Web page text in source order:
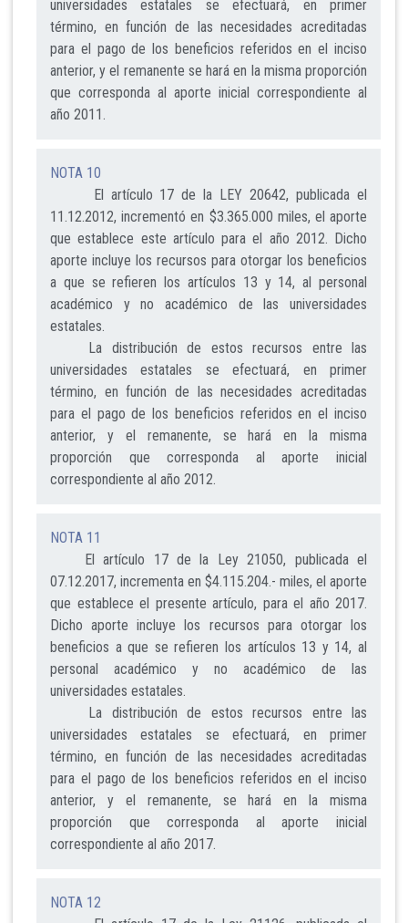
universidades estatales se efectuará, en primer
término, en función de las necesidades acreditadas
para el pago de los beneficios referidos en el inciso
anterior, y el remanente se hará en la misma proporción
que corresponda al aporte inicial correspondiente al
año 2011.
NOTA 10
El artículo 17 de la LEY 20642, publicada el
11.12.2012, incrementó en $3.365.000 miles, el aporte
que establece este artículo para el año 2012. Dicho
aporte incluye los recursos para otorgar los beneficios
a que se refieren los artículos 13 y 14, al personal
académico y no académico de las universidades
estatales.
La distribución de estos recursos entre las
universidades estatales se efectuará, en primer
término, en función de las necesidades acreditadas
para el pago de los beneficios referidos en el inciso
anterior, y el remanente, se hará en la misma
proporción que corresponda al aporte inicial
correspondiente al año 2012.
NOTA 11
El artículo 17 de la Ley 21050, publicada el
07.12.2017, incrementa en $4.115.204.- miles, el aporte
que establece el presente artículo, para el año 2017.
Dicho aporte incluye los recursos para otorgar los
beneficios a que se refieren los artículos 13 y 14, al
personal académico y no académico de las
universidades estatales.
La distribución de estos recursos entre las
universidades estatales se efectuará, en primer
término, en función de las necesidades acreditadas
para el pago de los beneficios referidos en el inciso
anterior, y el remanente, se hará en la misma
proporción que corresponda al aporte inicial
correspondiente al año 2017.
NOTA 12